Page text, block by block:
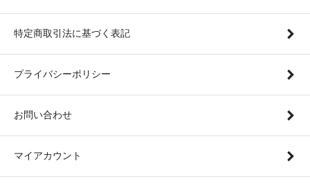
特定商取引法に基づく表記
プライバシーポリシー
お問い合わせ
マイアカウント